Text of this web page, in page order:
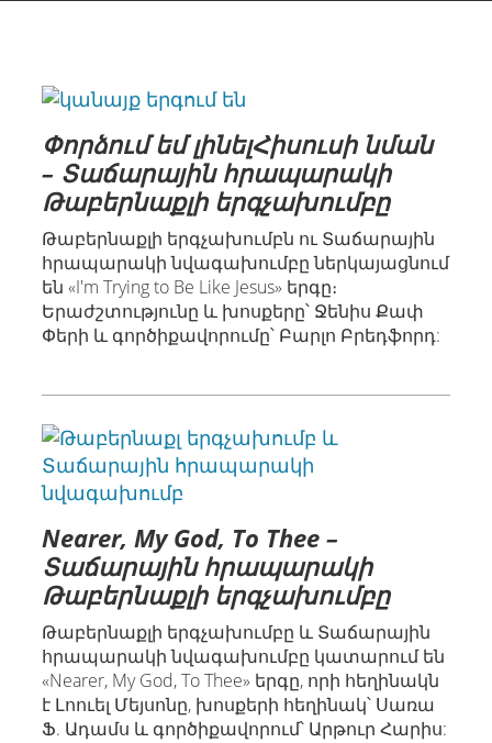
Փորձում եմ լինելՀիսուսի նման
– Տաճարային հրապարակի
Թաբերնաքլի երգչախումբը
Թաբերնաքլի երգչախումբն ու Տաճարային
հրապարակի նվագախումբը ներկայացնում
են «I'm Trying to Be Like Jesus» երգը։
Երաժշտությունը և խոսքերը՝ Ջենիս Քափ
Փերի և գործիքավորումը՝ Բարլո Բրեդֆորդ:
Nearer, My God, To Thee –
Տաճարային հրապարակի
Թաբերնաքլի երգչախումբը
Թաբերնաքլի երգչախումբը և Տաճարային
հրապարակի նվագախումբը կատարում են
«Nearer, My God, To Thee» երգը, որի հեղինակն
է Լոուել Մեյսոնը, խոսքերի հեղինակ՝ Սառա
Ֆ. Ադամս և գործիքավորում՝ Արթուր Հարիս: